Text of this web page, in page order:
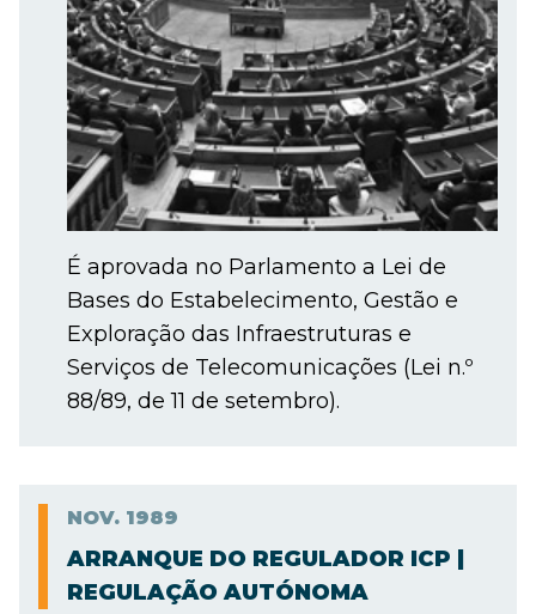
É aprovada no Parlamento a Lei de
Bases do Estabelecimento, Gestão e
Exploração das Infraestruturas e
Serviços de Telecomunicações (Lei n.º
88/89, de 11 de setembro).
NOV. 1989
ARRANQUE DO REGULADOR ICP |
REGULAÇÃO AUTÓNOMA